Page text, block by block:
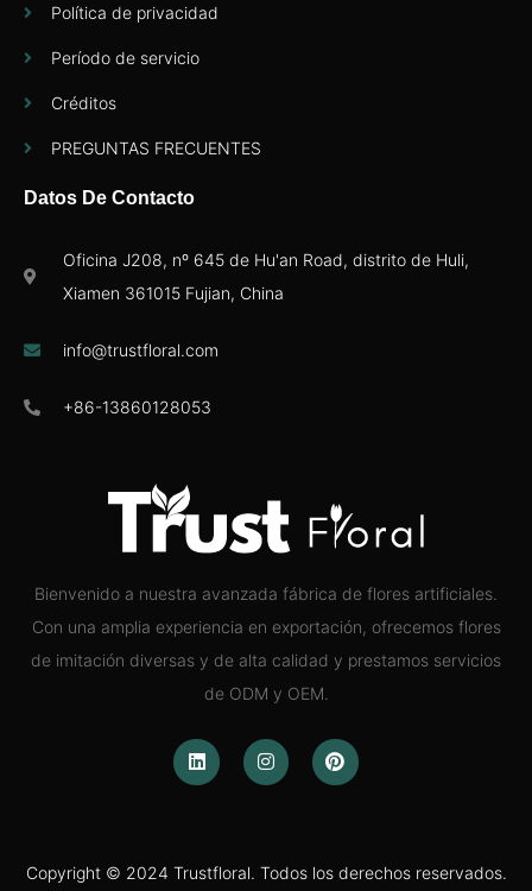
Bienvenido a nuestra avanzada fábrica de flores artificiales.
Con una amplia experiencia en exportación, ofrecemos flores
de imitación diversas y de alta calidad y prestamos servicios
de ODM y OEM.
Copyright © 2024 Trustfloral. Todos los derechos reservados.
Política de privacidad
Período de servicio
Créditos
PREGUNTAS FRECUENTES
Datos De Contacto
Oficina J208, nº 645 de Hu'an Road, distrito de Huli,
Xiamen 361015 Fujian, China
info@trustfloral.com
+86-13860128053